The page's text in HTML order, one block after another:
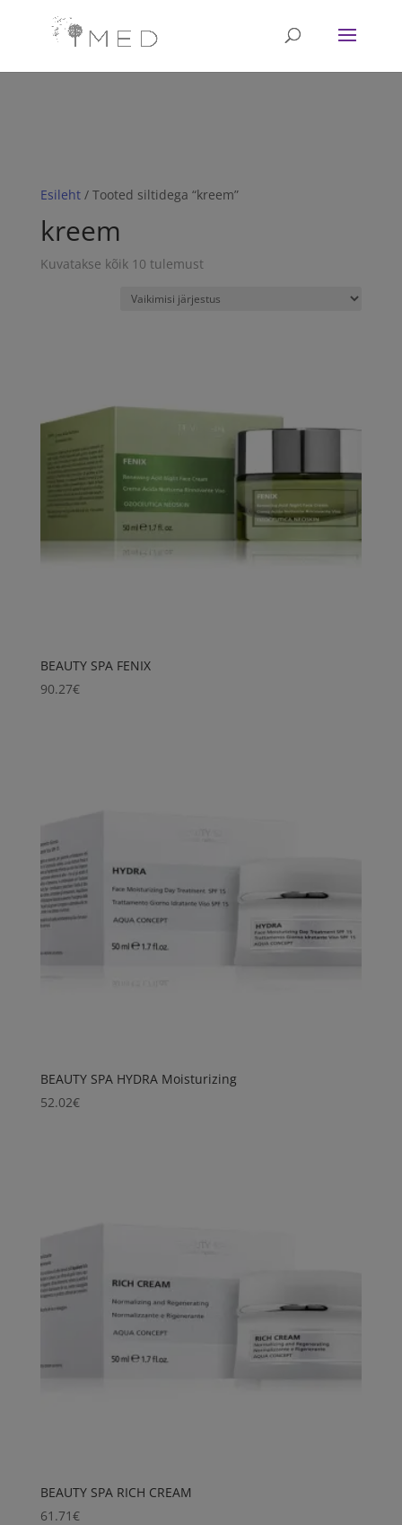
fbq('init', '<1751628081702672>'); fbq('track', 'PageView'); // Once
affirmative consent has been granted fbq('consent', 'grant');
Esileht/ Tooted siltidega “kreem”
kreem
Kuvatakse kõik 10 tulemust
BEAUTY SPA FENIX
90.27€
BEAUTY SPA HYDRA Moisturizing
52.02€
BEAUTY SPA RICH CREAM
61.71€